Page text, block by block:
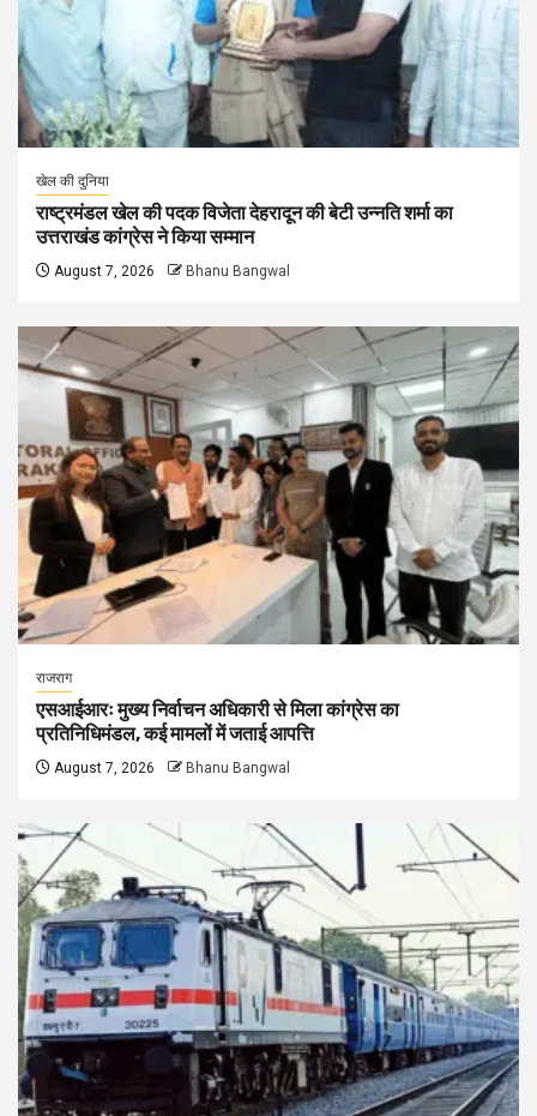
खेल की दुनिया
राष्ट्रमंडल खेल की पदक विजेता देहरादून की बेटी उन्नति शर्मा का
उत्तराखंड कांग्रेस ने किया सम्मान
August 7, 2026 Bhanu Bangwal
राजराग
एसआईआरः मुख्य निर्वाचन अधिकारी से मिला कांग्रेस का
प्रतिनिधिमंडल, कई मामलों में जताई आपत्ति
August 7, 2026 Bhanu Bangwal